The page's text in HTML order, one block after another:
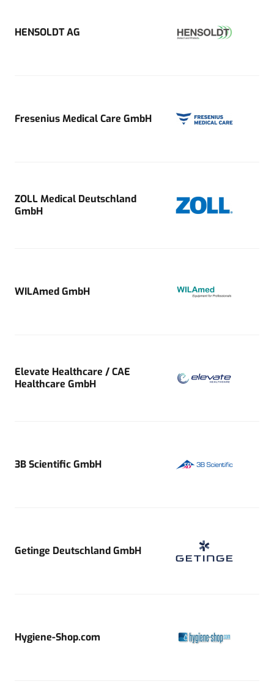
HENSOLDT AG
Fresenius Medical Care GmbH
ZOLL Medical Deutschland
GmbH
WILAmed GmbH
Elevate Healthcare / CAE
Healthcare GmbH
3B Scientific GmbH
Getinge Deutschland GmbH
Hygiene-Shop.com